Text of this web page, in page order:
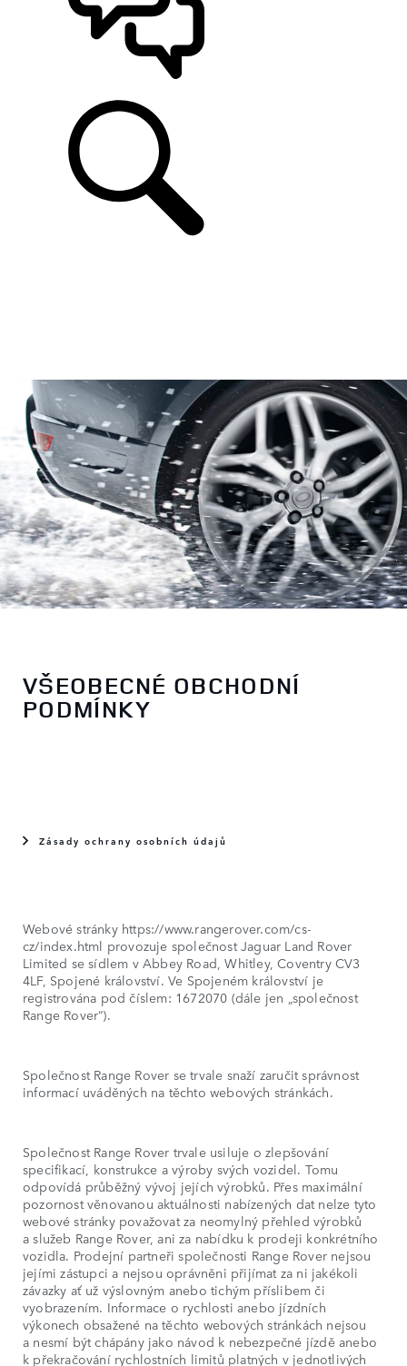
VŠEOBECNÉ OBCHODNÍ
PODMÍNKY
Zásady ochrany osobních údajů
Webové stránky https://www.rangerover.com/cs-
cz/index.html provozuje společnost Jaguar Land Rover
Limited se sídlem v Abbey Road, Whitley, Coventry CV3
4LF, Spojené království. Ve Spojeném království je
registrována pod číslem: 1672070 (dále jen „společnost
Range Rover“).
Společnost Range Rover se trvale snaží zaručit správnost
informací uváděných na těchto webových stránkách.
Společnost Range Rover trvale usiluje o zlepšování
specifikací, konstrukce a výroby svých vozidel. Tomu
odpovídá průběžný vývoj jejích výrobků. Přes maximální
pozornost věnovanou aktuálnosti nabízených dat nelze tyto
webové stránky považovat za neomylný přehled výrobků
a služeb Range Rover, ani za nabídku k prodeji konkrétního
vozidla. Prodejní partneři společnosti Range Rover nejsou
jejími zástupci a nejsou oprávněni přijímat za ni jakékoli
závazky ať už výslovným anebo tichým příslibem či
vyobrazením. Informace o rychlosti anebo jízdních
výkonech obsažené na těchto webových stránkách nejsou
a nesmí být chápány jako návod k nebezpečné jízdě anebo
k překračování rychlostních limitů platných v jednotlivých